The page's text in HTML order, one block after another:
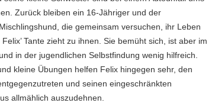
Zurück bleiben ein 16-Jähriger und der
die gemeinsam versuchen, ihr Leben
Tante zieht zu ihnen. Sie bemüht sich, ist aber im
in der jugendlichen Selbstfindung wenig hilfreich.
kleine Übungen helfen Felix hingegen sehr, den
und seinen eingeschränkten
allmählich auszudehnen.